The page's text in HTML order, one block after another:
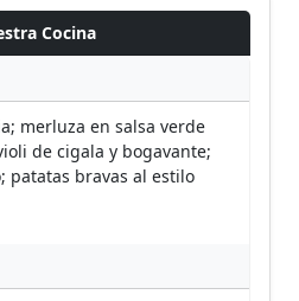
Cocina
merluza en salsa verde
de cigala y bogavante;
patatas bravas al estilo